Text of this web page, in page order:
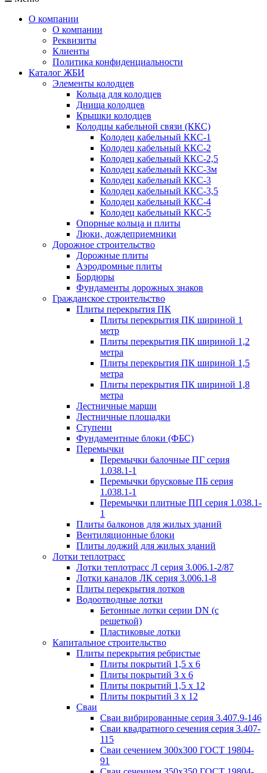
О компании
О компании
Реквизиты
Клиенты
Политика конфиденциальности
Каталог ЖБИ
Элементы колодцев
Кольца для колодцев
Днища колодцев
Крышки колодцев
Колодцы кабельной связи (ККС)
Колодец кабельный ККС-1
Колодец кабельный ККС-2
Колодец кабельный ККС-2,5
Колодец кабельный ККС-3м
Колодец кабельный ККС-3
Колодец кабельный ККС-3,5
Колодец кабельный ККС-4
Колодец кабельный ККС-5
Опорные кольца и плиты
Люки, дождеприемники
Дорожное строительство
Дорожные плиты
Аэродромные плиты
Бордюры
Фундаменты дорожных знаков
Гражданское строительство
Плиты перекрытия ПК
Плиты перекрытия ПК шириной 1
метр
Плиты перекрытия ПК шириной 1,2
метра
Плиты перекрытия ПК шириной 1,5
метра
Плиты перекрытия ПК шириной 1,8
метра
Лестничные марши
Лестничные площадки
Ступени
Фундаментные блоки (ФБС)
Перемычки
Перемычки балочные ПГ серия
1.038.1-1
Перемычки брусковые ПБ серия
1.038.1-1
Перемычки плитные ПП серия 1.038.1-
1
Плиты балконов для жилых зданий
Вентиляционные блоки
Плиты лоджий для жилых зданий
Лотки теплотрасс
Лотки теплотрасс Л серия 3.006.1-2/87
Лотки каналов ЛК серия 3.006.1-8
Плиты перекрытия лотков
Водоотводные лотки
Бетонные лотки серии DN (с
решеткой)
Пластиковые лотки
Капитальное строительство
Плиты перекрытия ребристые
Плиты покрытий 1,5 x 6
Плиты покрытий 3 x 6
Плиты покрытий 1,5 x 12
Плиты покрытий 3 x 12
Сваи
Сваи вибрированные серия 3.407.9-146
Сваи квадратного сечения серия 3.407-
115
Сваи сечением 300х300 ГОСТ 19804-
91